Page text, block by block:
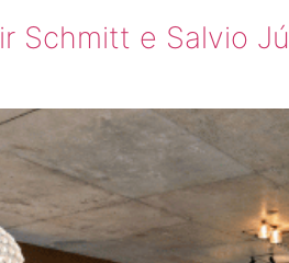
Schmitt e Salvio